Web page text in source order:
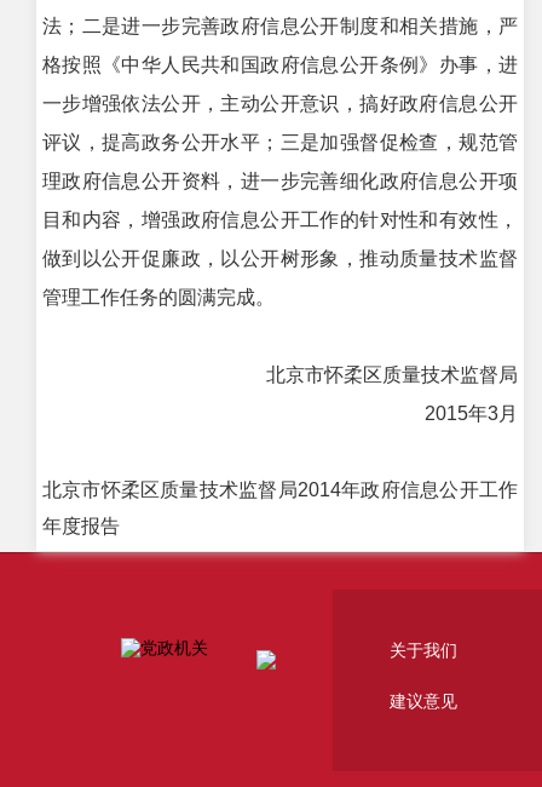
法；二是进一步完善政府信息公开制度和相关措施，严
格按照《中华人民共和国政府信息公开条例》办事，进
一步增强依法公开，主动公开意识，搞好政府信息公开
评议，提高政务公开水平；三是加强督促检查，规范管
理政府信息公开资料，进一步完善细化政府信息公开项
目和内容，增强政府信息公开工作的针对性和有效性，
做到以公开促廉政，以公开树形象，推动质量技术监督
管理工作任务的圆满完成。
北京市怀柔区质量技术监督局
2015年3月
北京市怀柔区质量技术监督局2014年政府信息公开工作
年度报告
关于我们
建议意见